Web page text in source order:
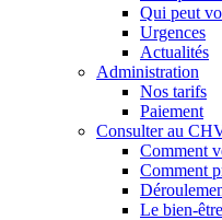
Qui peut
Urgences
Actualités
Administration
Nos tarifs
Paiement
Consulter au
Comment
Comment
Le bien-